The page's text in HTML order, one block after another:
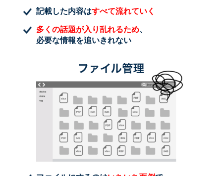
記載した内容はすべて流れていく
多くの話題が入り乱れるため、
必要な情報を追いきれない